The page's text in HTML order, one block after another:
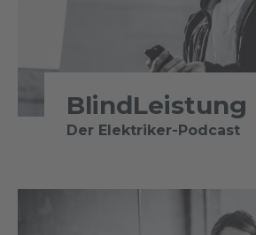
BlindLeistung
Der Elektriker-Podcast